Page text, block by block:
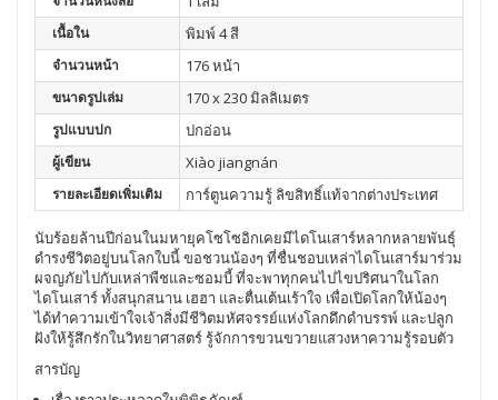
เนื้อใน พิมพ์ 4 สี
จำนวนหน้า 176 หน้า
ขนาดรูปเล่ม 170 x 230 มิลลิเมตร
รูปแบบปก ปกอ่อน
ผู้เขียน Xiào jiangnán
รายละเอียดเพิ่มเติม การ์ตูนความรู้ ลิขสิทธิ์แท้จากต่างประเทศ
นับร้อยล้านปีก่อนในมหายุคโซโซอิกเคยมีไดโนเสาร์หลากหลายพันธุ์
ดำรงชีวิตอยู่บนโลกใบนี้ ขอชวนน้องๆ ที่ชื่นชอบเหล่าไดโนเสาร์มาร่วม
ผจญภัยไปกับเหล่าพืชและซอมบี้ ที่จะพาทุกคนไปไขปริศนาในโลก
ไดโนเสาร์ ทั้งสนุกสนาน เฮฮา และตื่นเต้นเร้าใจ เพื่อเปิดโลกให้น้องๆ
ได้ทำความเข้าใจเจ้าสิ่งมีชีวิตมหัศจรรย์แห่งโลกดึกดำบรรพ์ และปลูก
ฝังให้รู้สึกรักในวิทยาศาสตร์ รู้จักการขวนขวายแสวงหาความรู้รอบตัว
สารบัญ